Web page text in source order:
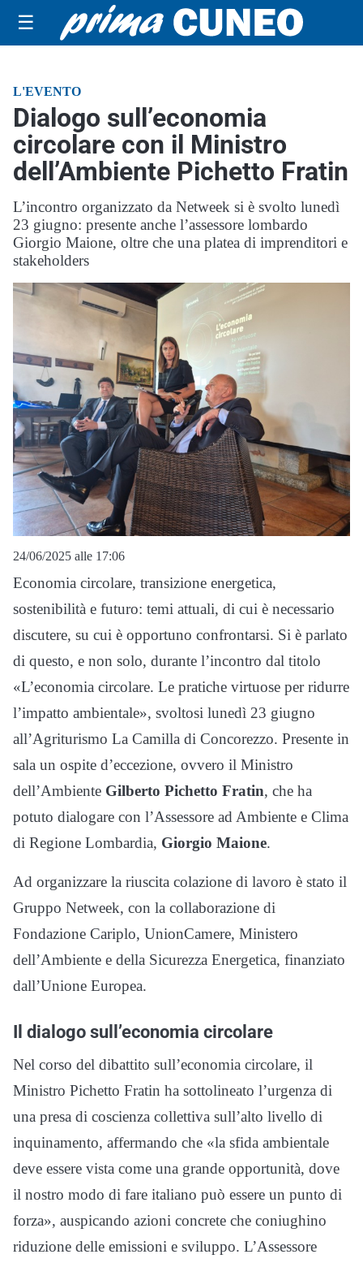
☰
L'EVENTO
Dialogo sull’economia
circolare con il Ministro
dell’Ambiente Pichetto Fratin
L’incontro organizzato da Netweek si è svolto lunedì
23 giugno: presente anche l’assessore lombardo
Giorgio Maione, oltre che una platea di imprenditori e
stakeholders
24/06/2025 alle 17:06
Economia circolare, transizione energetica,
sostenibilità e futuro: temi attuali, di cui è necessario
discutere, su cui è opportuno confrontarsi. Si è parlato
di questo, e non solo, durante l’incontro dal titolo
«L’economia circolare. Le pratiche virtuose per ridurre
l’impatto ambientale», svoltosi lunedì 23 giugno
all’Agriturismo La Camilla di Concorezzo. Presente in
sala un ospite d’eccezione, ovvero il Ministro
dell’Ambiente Gilberto Pichetto Fratin, che ha
potuto dialogare con l’Assessore ad Ambiente e Clima
di Regione Lombardia, Giorgio Maione.
Ad organizzare la riuscita colazione di lavoro è stato il
Gruppo Netweek, con la collaborazione di
Fondazione Cariplo, UnionCamere, Ministero
dell’Ambiente e della Sicurezza Energetica, finanziato
dall’Unione Europea.
Il dialogo sull’economia circolare
Nel corso del dibattito sull’economia circolare, il
Ministro Pichetto Fratin ha sottolineato l’urgenza di
una presa di coscienza collettiva sull’alto livello di
inquinamento, affermando che «la sfida ambientale
deve essere vista come una grande opportunità, dove
il nostro modo di fare italiano può essere un punto di
forza», auspicando azioni concrete che coniughino
riduzione delle emissioni e sviluppo. L’Assessore